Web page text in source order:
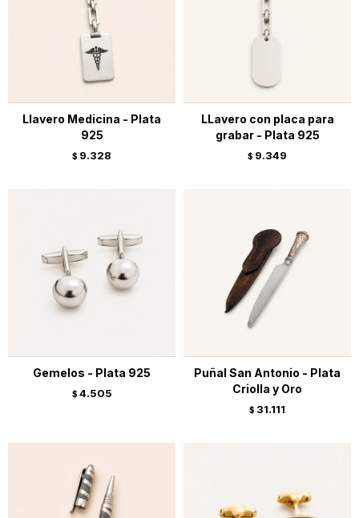
Llavero Medicina - Plata
925
$ 9.328
LLavero con placa para
grabar - Plata 925
$ 9.349
Gemelos - Plata 925
$ 4.505
Puñal San Antonio - Plata
Criolla y Oro
$ 31.111